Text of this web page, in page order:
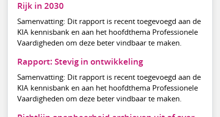
Rijk in 2030
Samenvatting: Dit rapport is recent toegevoegd aan de
KIA kennisbank en aan het hoofdthema Professionele
Vaardigheden om deze beter vindbaar te maken.
Rapport: Stevig in ontwikkeling
Samenvatting: Dit rapport is recent toegevoegd aan de
KIA kennisbank en aan het hoofdthema Professionele
Vaardigheden om deze beter vindbaar te maken.